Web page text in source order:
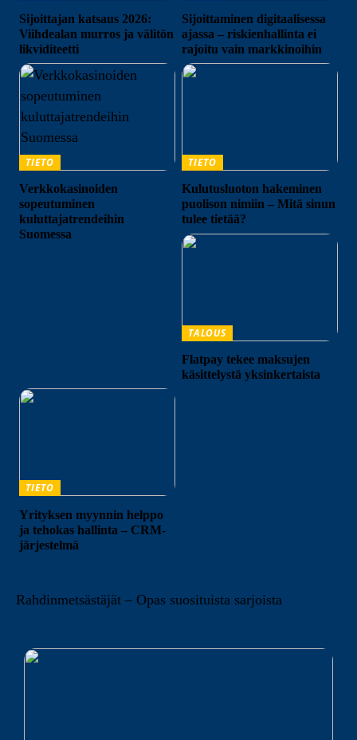
Sijoittajan katsaus 2026:
Viihdealan murros ja välitön
likviditeetti
Sijoittaminen digitaalisessa
ajassa – riskienhallinta ei
rajoitu vain markkinoihin
TIETO
Verkkokasinoiden
sopeutuminen
kuluttajatrendeihin
Suomessa
TIETO
Kulutusluoton hakeminen
puolison nimiin – Mitä sinun
tulee tietää?
TALOUS
Flatpay tekee maksujen
käsittelystä yksinkertaista
TIETO
Yrityksen myynnin helppo
ja tehokas hallinta – CRM-
järjestelmä
Rahdinmetsästäjät – Opas suosituista sarjoista